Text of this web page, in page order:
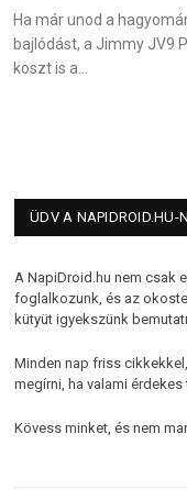
Ha már unod a
bajlódást, a Jimmy JV9
koszt is a…
ÜDV A NAPIDROID.HU-
A NapiDroid.hu nem csak
foglalkozunk, és az
kütyüt igyekszünk
Minden nap friss
megírni, ha valami
Kövess minket, és nem